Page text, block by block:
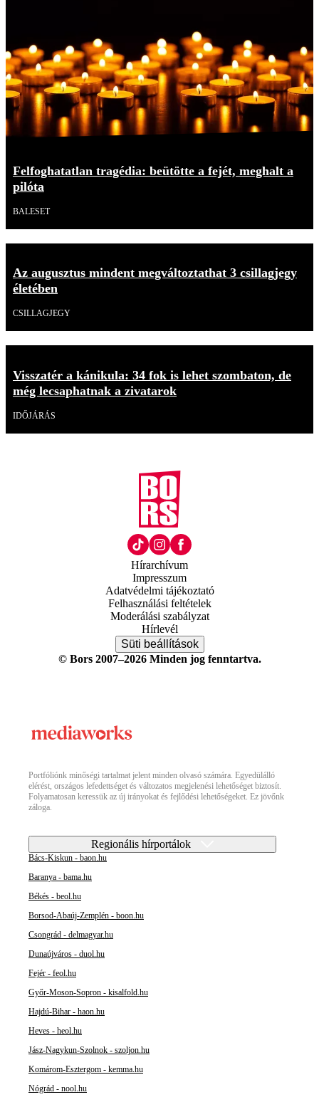
Felfoghatatlan tragédia: beütötte a fejét, meghalt a
pilóta
BALESET
Az augusztus mindent megváltoztathat 3 csillagjegy
életében
CSILLAGJEGY
Visszatér a kánikula: 34 fok is lehet szombaton, de
még lecsaphatnak a zivatarok
IDŐJÁRÁS
Hírarchívum
Impresszum
Adatvédelmi tájékoztató
Felhasználási feltételek
Moderálási szabályzat
Hírlevél
Süti beállítások
© Bors 2007–2026 Minden jog fenntartva.
Portfóliónk minőségi tartalmat jelent minden olvasó számára. Egyedülálló
elérést, országos lefedettséget és változatos megjelenési lehetőséget biztosít.
Folyamatosan keressük az új irányokat és fejlődési lehetőségeket. Ez jövőnk
záloga.
Regionális hírportálok
Bács-Kiskun - baon.hu
Baranya - bama.hu
Békés - beol.hu
Borsod-Abaúj-Zemplén - boon.hu
Csongrád - delmagyar.hu
Dunaújváros - duol.hu
Fejér - feol.hu
Győr-Moson-Sopron - kisalfold.hu
Hajdú-Bihar - haon.hu
Heves - heol.hu
Jász-Nagykun-Szolnok - szoljon.hu
Komárom-Esztergom - kemma.hu
Nógrád - nool.hu